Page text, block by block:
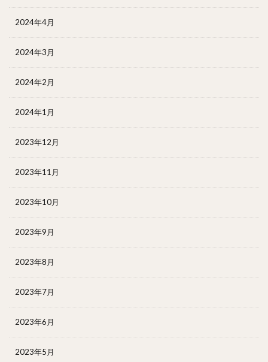
2024年4月
2024年3月
2024年2月
2024年1月
2023年12月
2023年11月
2023年10月
2023年9月
2023年8月
2023年7月
2023年6月
2023年5月